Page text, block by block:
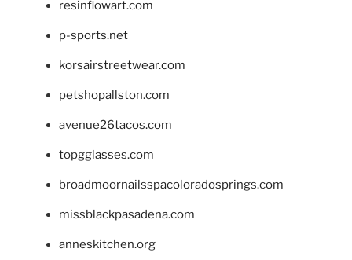
resinflowart.com
p-sports.net
korsairstreetwear.com
petshopallston.com
avenue26tacos.com
topgglasses.com
broadmoornailsspacoloradosprings.com
missblackpasadena.com
anneskitchen.org